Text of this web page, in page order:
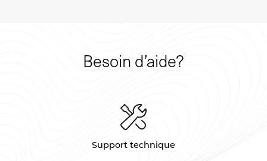
Besoin d’aide?
Support technique